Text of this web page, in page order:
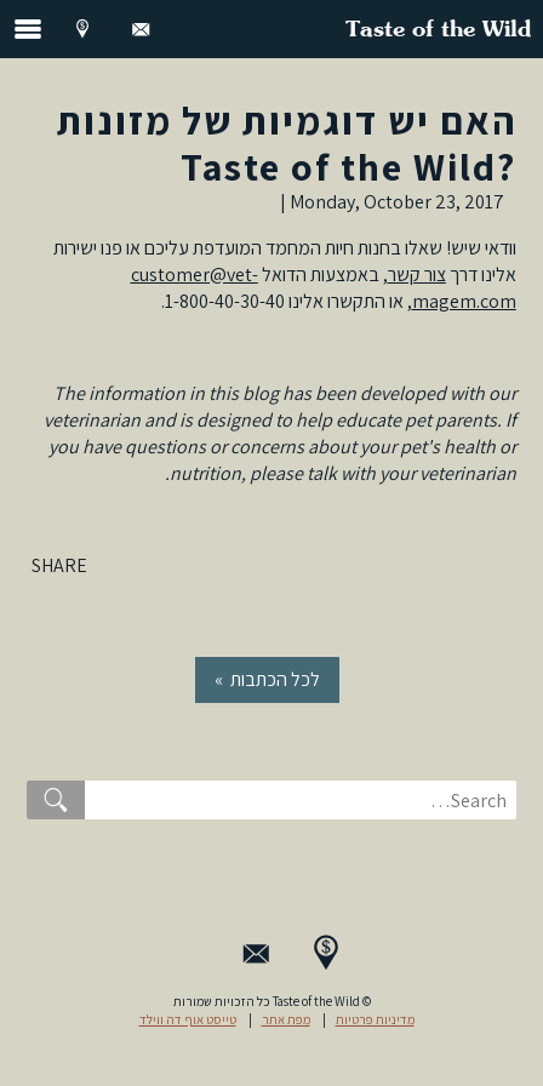
Taste of the Wild
האם יש דוגמיות של מזונות
Taste of the Wild?
Monday, October 23, 2017 |
וודאי שיש! שאלו בחנות חיות המחמד המועדפת עליכם או פנו ישירות
אלינו דרךצור קשר, באמצעות הדואלcustomer@vet-
magem.com, או התקשרו אלינו 1-800-40-30-40.
The information in this blog has been developed with our
veterinarian and is designed to help educate pet parents. If
you have questions or concerns about your pet's health or
nutrition, please talk with your veterinarian.
SHARE
« לכל הכתבות
© Taste of the Wild כל הזכויות שמורות
מדיניות פרטיות
מפת אתר טייסט אוף דה ווילד